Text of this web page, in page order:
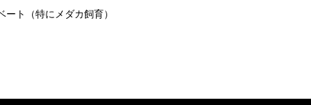
ト（特にメダカ飼育）